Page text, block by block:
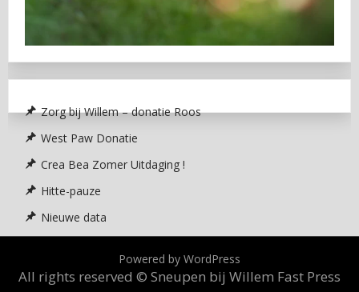
Zorg bij Willem – donatie Roos
West Paw Donatie
Crea Bea Zomer Uitdaging !
Hitte-pauze
Nieuwe data
Powered by WordPress
All rights reserved © Sneupen bij Willem Fast Press